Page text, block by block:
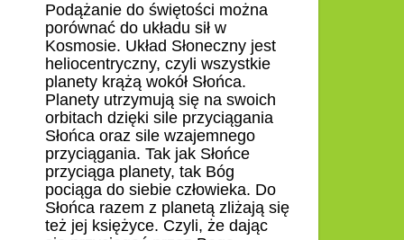
Podążanie do świętości można
porównać do układu sił w
Kosmosie. Układ Słoneczny jest
heliocentryczny, czyli wszystkie
planety krążą wokół Słońca.
Planety utrzymują się na swoich
orbitach dzięki sile przyciągania
Słońca oraz sile wzajemnego
przyciągania. Tak jak Słońce
przyciąga planety, tak Bóg
pociąga do siebie człowieka. Do
Słońca razem z planetą zliżają się
też jej księżyce. Czyli, że dając